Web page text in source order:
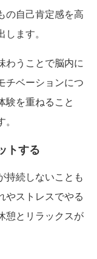
の自己肯定感を高
ます。
わうことで脳内に
チベーションにつ
験を重ねること
トする
持続しないことも
やストレスでやる
憩とリラックスが